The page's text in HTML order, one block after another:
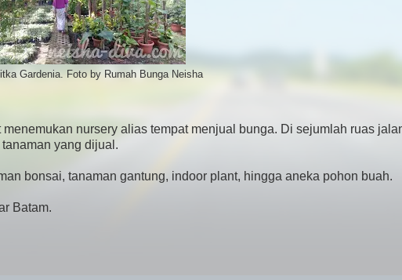
Gardenia. Foto by Rumah Bunga Neisha
menemukan nursery alias tempat menjual bunga. Di sejumlah ruas
yang dijual.
bonsai, tanaman gantung, indoor plant, hingga aneka pohon buah.
Batam.